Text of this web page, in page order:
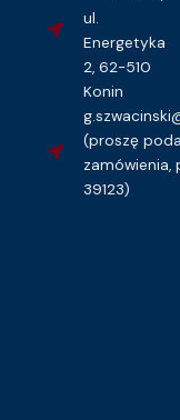
ul.
Energetyka
2, 62-510
Konin
(proszę
zamówienia,
39123)